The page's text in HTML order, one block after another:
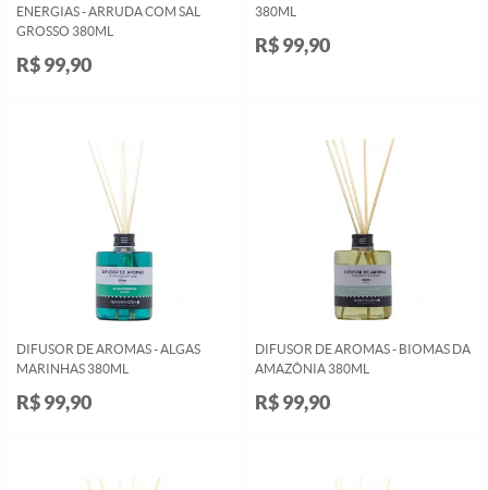
ENERGIAS - ARRUDA COM SAL
GROSSO 380ML
R$ 99,90
380ML
R$ 99,90
DIFUSOR DE AROMAS - ALGAS
MARINHAS 380ML
R$ 99,90
DIFUSOR DE AROMAS - BIOMAS DA
AMAZÔNIA 380ML
R$ 99,90